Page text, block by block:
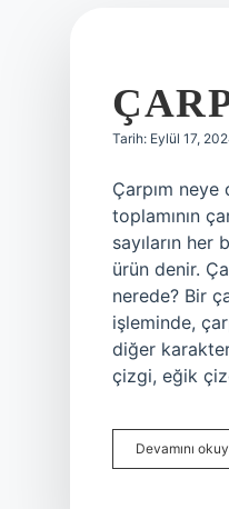
Tarih: Eylül 17,
Çarpım neye
toplamının
sayıların her
ürün denir.
nerede? Bir
işleminde,
diğer
çizgi, eğik
Devamını